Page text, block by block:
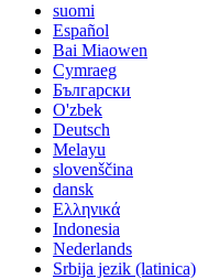
suomi
Español
Bai Miaowen
Cymraeg
Български
O'zbek
Deutsch
Melayu
slovenščina
dansk
Ελληνικά
Indonesia
Nederlands
Srbija jezik (latinica)